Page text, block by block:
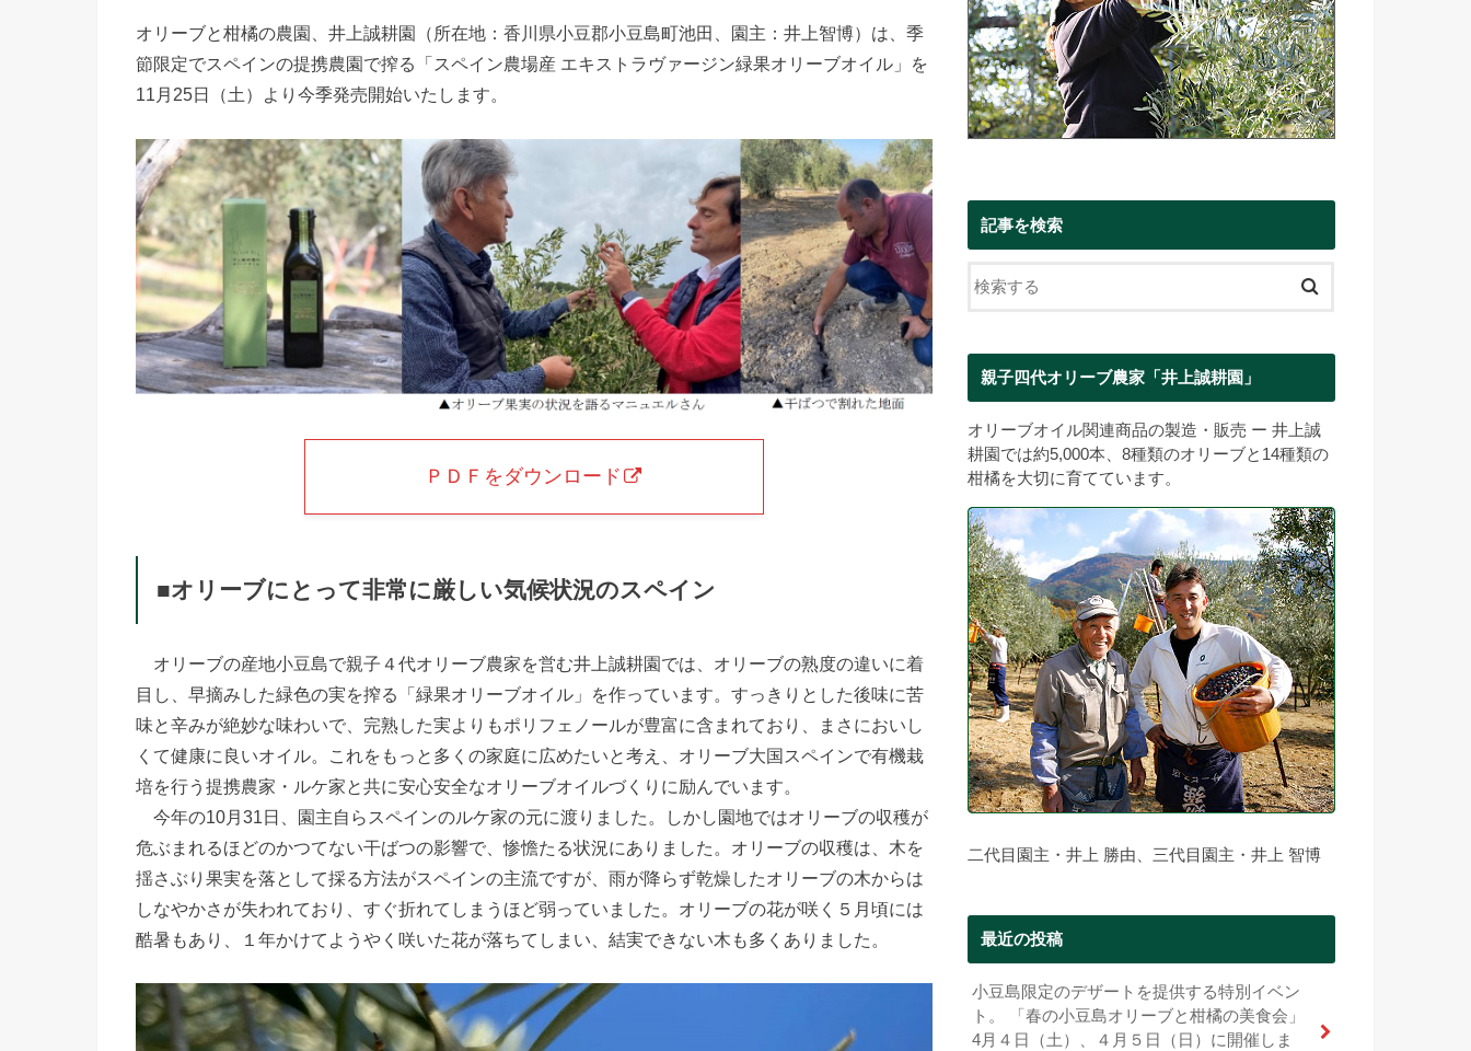
オリーブと柑橘の農園、井上誠耕園（所在地：香川県小豆郡小豆島町池田、園主：井上智博）は、季
節限定でスペインの提携農園で搾る「スペイン農場産 エキストラヴァージン緑果オリーブオイル」を
11月25日（土）より今季発売開始いたします。
ＰＤＦをダウンロード
■オリーブにとって非常に厳しい気候状況のスペイン
オリーブの産地小豆島で親子４代オリーブ農家を営む井上誠耕園では、オリーブの熟度の違いに着
目し、早摘みした緑色の実を搾る「緑果オリーブオイル」を作っています。すっきりとした後味に苦
味と辛みが絶妙な味わいで、完熟した実よりもポリフェノールが豊富に含まれており、まさにおいし
くて健康に良いオイル。これをもっと多くの家庭に広めたいと考え、オリーブ大国スペインで有機栽
培を行う提携農家・ルケ家と共に安心安全なオリーブオイルづくりに励んでいます。
今年の10月31日、園主自らスペインのルケ家の元に渡りました。しかし園地ではオリーブの収穫が
危ぶまれるほどのかつてない干ばつの影響で、惨憺たる状況にありました。オリーブの収穫は、木を
揺さぶり果実を落として採る方法がスペインの主流ですが、雨が降らず乾燥したオリーブの木からは
しなやかさが失われており、すぐ折れてしまうほど弱っていました。オリーブの花が咲く５月頃には
酷暑もあり、１年かけてようやく咲いた花が落ちてしまい、結実できない木も多くありました。
記事を検索
親子四代オリーブ農家「井上誠耕園」
オリーブオイル関連商品の製造・販売 ー 井上誠
耕園では約5,000本、8種類のオリーブと14種類の
柑橘を大切に育てています。
二代目園主・井上 勝由、三代目園主・井上 智博
最近の投稿
小豆島限定のデザートを提供する特別イベン
ト。 「春の小豆島オリーブと柑橘の美食会」
4月４日（土）、４月５日（日）に開催しま